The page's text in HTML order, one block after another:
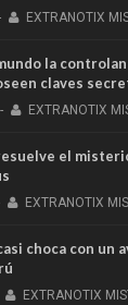
EXTRANOTIX
la
claves
- EXTRANOTIX
el
EXTRANOTIX
choca con un
EXTRANOTIX